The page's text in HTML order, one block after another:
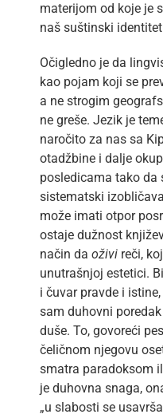
materijom od koje je
naš suštinski
Očigledno je da
kao pojam koji se
a ne strogim
ne greše. Jezik je
naročito za nas sa
otadžbine i dalje
posledicama tako da
sistematski
može imati otpor
ostaje dužnost
način da oživireči,
unutrašnjoj estetici.
i čuvar pravde i
sam duhovni
duše. To, govoreći
čeličnom njegovu
smatra paradoksom
je duhovna snaga,
„u slabosti se